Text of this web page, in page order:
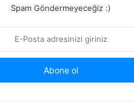
Spam Göndermeyeceğiz :)